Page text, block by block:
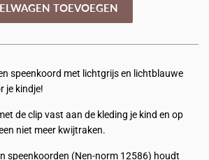
TOEVOEGEN
speenkoord met lichtgrijs en lichtblauwe
je kindje!
de clip vast aan de kleding je kind en op
niet meer kwijtraken.
speenkoorden (Nen-norm 12586) houdt